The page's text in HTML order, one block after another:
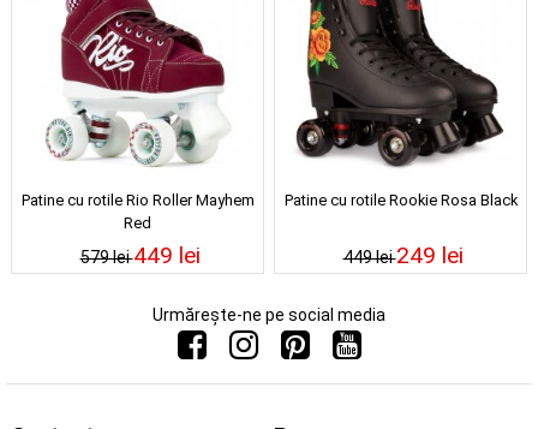
Patine cu rotile Rio Roller Mayhem
Red
579 lei449 lei
Patine cu rotile Rookie Rosa Black
449 lei249 lei
Urmărește-ne pe social media